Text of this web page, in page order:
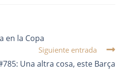
en la Copa
Siguiente entrada
Una altra cosa, este Barça